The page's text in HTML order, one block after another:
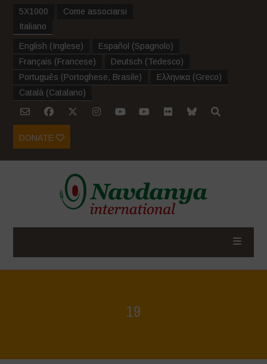
5X1000
Come associarsi
Italiano
English (Inglese) Español (Spagnolo)
Français (Francese) Deutsch (Tedesco)
Português (Portoghese, Brasile) Ελληνικα (Greco)
Català (Catalano)
DONATE
19